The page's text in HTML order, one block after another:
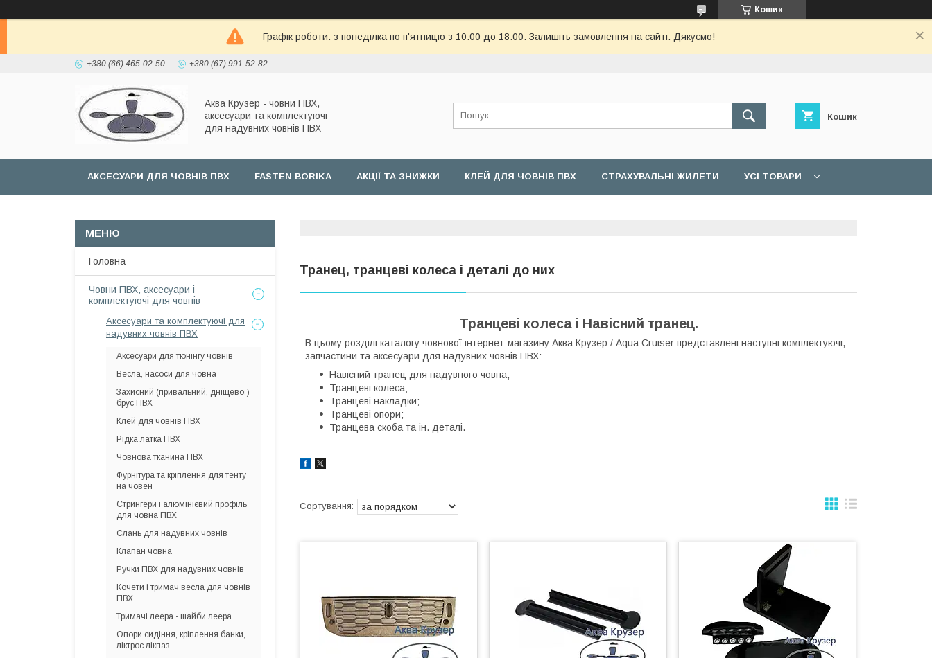
Кошик
Графік роботи: з понеділка по п'ятницю з 10:00 до 18:00. Залишіть замовлення на сайті. Дякуємо!
+380 (66) 465-02-50 +380 (67) 991-52-82
Аква Крузер - човни ПВХ,
аксесуари та комплектуючі
для надувних човнів ПВХ
Кошик
АКСЕСУАРИ ДЛЯ ЧОВНІВ ПВХ FASTEN BORIKA АКЦІЇ ТА ЗНИЖКИ КЛЕЙ ДЛЯ ЧОВНІВ ПВХ СТРАХУВАЛЬНІ ЖИЛЕТИ УСІ ТОВАРИ
Транец, транцеві колеса і деталі до них
Транцеві колеса і Навісний транец.
В цьому розділі каталогу човнової інтернет-магазину Аква Крузер / Aqua Cruiser представлені наступні комплектуючі,
запчастини та аксесуари для надувних човнів ПВХ:
Навісний транец для надувного човна;
Транцеві колеса;
Транцеві накладки;
Транцеві опори;
Транцева скоба та ін. деталі.
Головна
Човни ПВХ, аксесуари і
комплектуючі для човнів
Аксесуари та комплектуючі для
надувних човнів ПВХ
Аксесуари для тюнінгу човнів
Весла, насоси для човна
Захисний (привальний, дніщевої)
брус ПВХ
Клей для човнів ПВХ
Рідка латка ПВХ
Човнова тканина ПВХ
Фурнітура та кріплення для тенту
на човен
Стрингери і алюмінієвий профіль
для човна ПВХ
Слань для надувних човнів
Клапан човна
Ручки ПВХ для надувних човнів
Кочети і тримач весла для човнів
ПВХ
Тримачі леера - шайби леера
Опори сидіння, кріплення банки,
ліктрос лікпаз